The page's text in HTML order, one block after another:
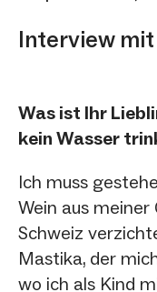
Interview
Was ist Ihr
kein Wasser
Ich muss
Wein aus
Schweiz
Mastika, der
wo ich als Kind